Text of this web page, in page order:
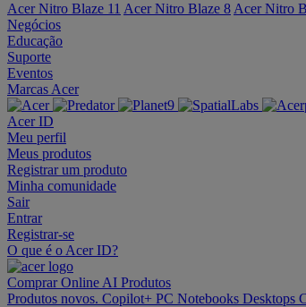
Acer Nitro Blaze 11 Acer Nitro Blaze 8 Acer Nitro
Negócios
Educação
Suporte
Eventos
Marcas Acer
Acer ID
Meu perfil
Meus produtos
Registrar um produto
Minha comunidade
Sair
Entrar
Registrar-se
O que é o Acer ID?
Comprar Online AI Produtos
Produtos novos. Copilot+ PC Notebooks Desktops